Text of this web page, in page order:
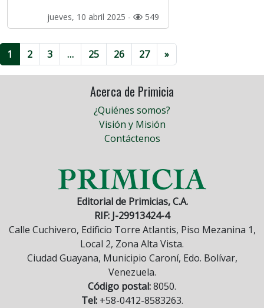
jueves, 10 abril 2025 - 549
1 2 3 … 25 26 27 »
Acerca de Primicia
¿Quiénes somos?
Visión y Misión
Contáctenos
Editorial de Primicias, C.A.
RIF: J-29913424-4
Calle Cuchivero, Edificio Torre Atlantis, Piso Mezanina 1,
Local 2, Zona Alta Vista.
Ciudad Guayana, Municipio Caroní, Edo. Bolívar,
Venezuela.
Código postal:8050.
Tel:+58-0412-8583263.